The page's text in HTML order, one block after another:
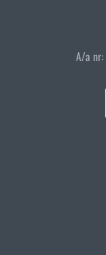
A/a nr: